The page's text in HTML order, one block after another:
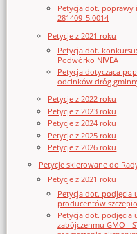
Petycja dot.
281409_5.0014
Petycje z 2021 roku
Petycja dot.
Podwórko NIVEA
Petycja dotycząca
odcinków dróg
Petycje z 2022 roku
Petycje z 2023 roku
Petycje z 2024 roku
Petycje z 2025 roku
Petycje z 2026 roku
Petycje skierowane do
Petycje z 2021 roku
Petycja dot. podjęcia
producentów
Petycja dot. podjęcia
zabójczenmu GMO -